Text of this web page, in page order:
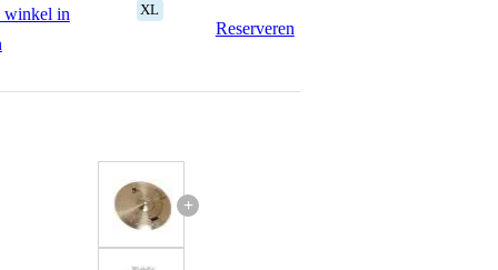
winkel in
XL
Reserveren
+